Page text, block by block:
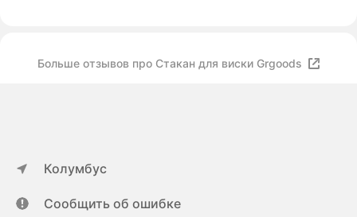
Больше отзывов про Стакан для виски Grgoods
Колумбус
Сообщить об ошибке